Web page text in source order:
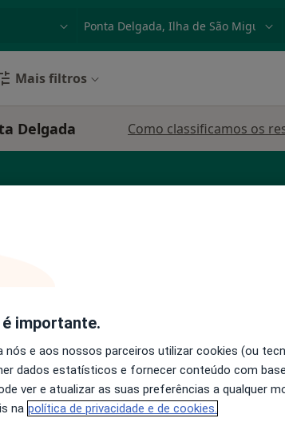
Mais filtros
Delgada Como classificamos os
O agendamento online não está
disponível
Mostrar número
importante.
nós e aos nossos parceiros utilizar cookies (ou
dados estatísticos e fornecer conteúdo com
ver e atualizar as suas preferências a qualquer
na política de privacidade e de cookies.